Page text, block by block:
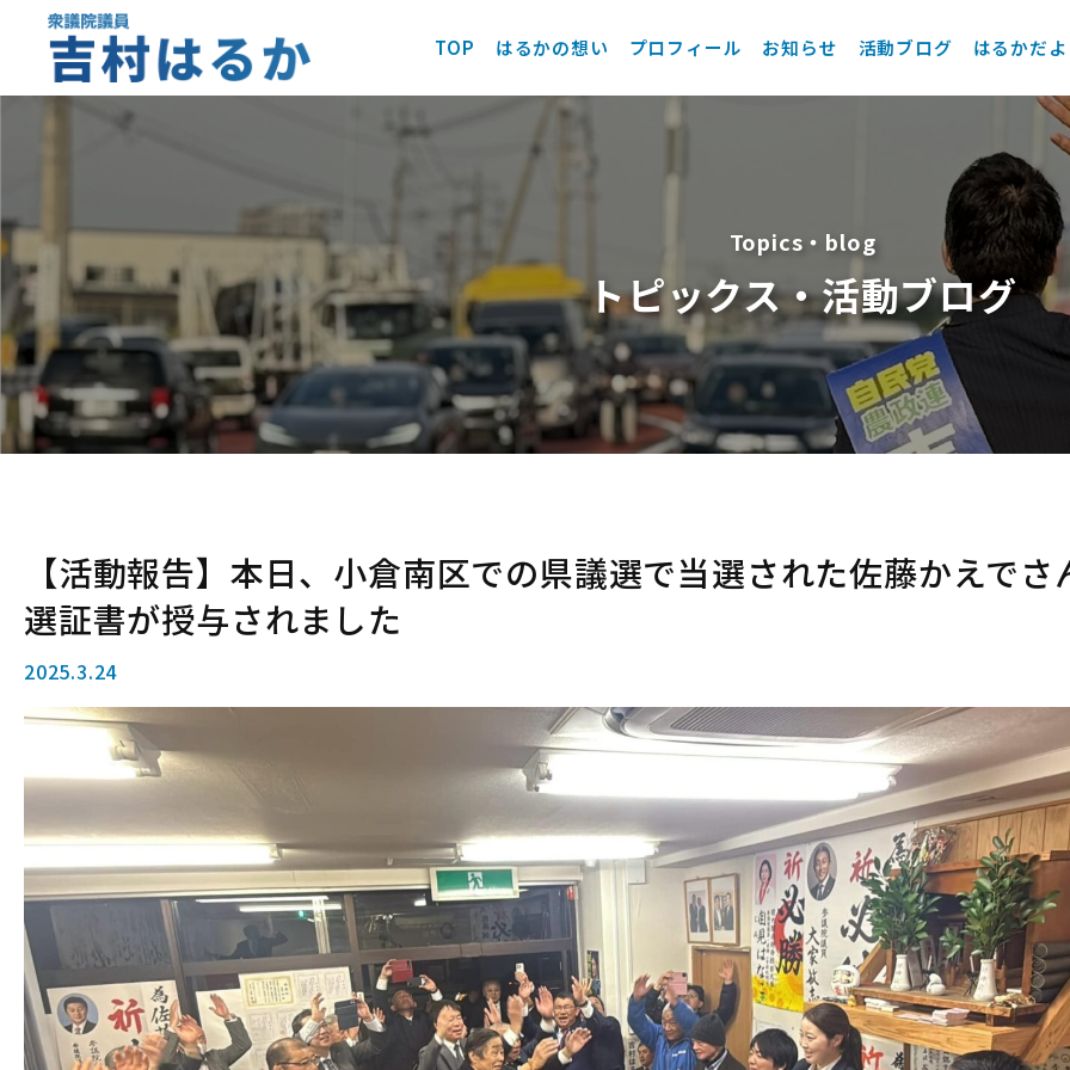
TOP はるかの想い プロフィール お知らせ 活動ブログ はるかだ
Topics・blog
トピックス・活動ブログ
【活動報告】本日、小倉南区での県議選で当選された佐藤かえでさ
選証書が授与されました
2025.3.24